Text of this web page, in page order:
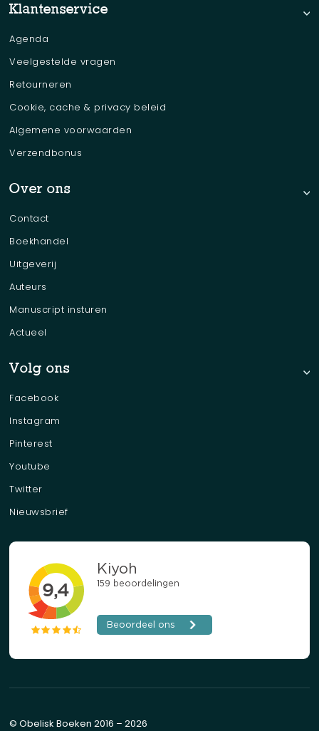
Klantenservice
Agenda
Veelgestelde vragen
Retourneren
Cookie, cache & privacy beleid
Algemene voorwaarden
Verzendbonus
Over ons
Contact
Boekhandel
Uitgeverij
Auteurs
Manuscript insturen
Actueel
Volg ons
Facebook
Instagram
Pinterest
Youtube
Twitter
Nieuwsbrief
© Obelisk Boeken 2016 – 2026